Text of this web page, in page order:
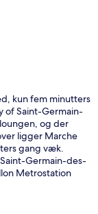
kun fem minutters
of Saint-Germain-
og der
ligger Marche
gang væk.
Germain-des-
Metrostation